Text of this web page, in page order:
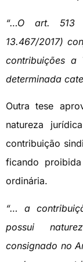
“…O art. 513
13.467/2017)
contribuições a
determinada
Outra tese
natureza
contribuição
ficando
ordinária.
“… a
possui
consignado no